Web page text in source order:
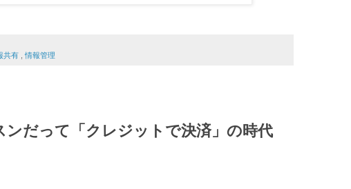
共有 ,情報管理
ンだって「クレジットで決済」の時代